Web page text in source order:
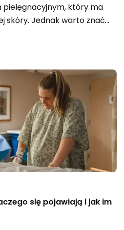
który ma
skóry. Jednak warto znać
Dowiedz się więcej na ten
się pojawiają i jak im